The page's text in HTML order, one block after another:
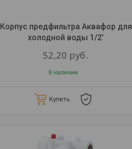
Корпус предфильтра Аквафор для
холодной воды 1/2'
52,20 руб.
В наличии
Купить